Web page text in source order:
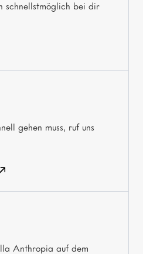
schnellstmöglich bei dir
gehen muss, ruf uns
Anthropia auf dem